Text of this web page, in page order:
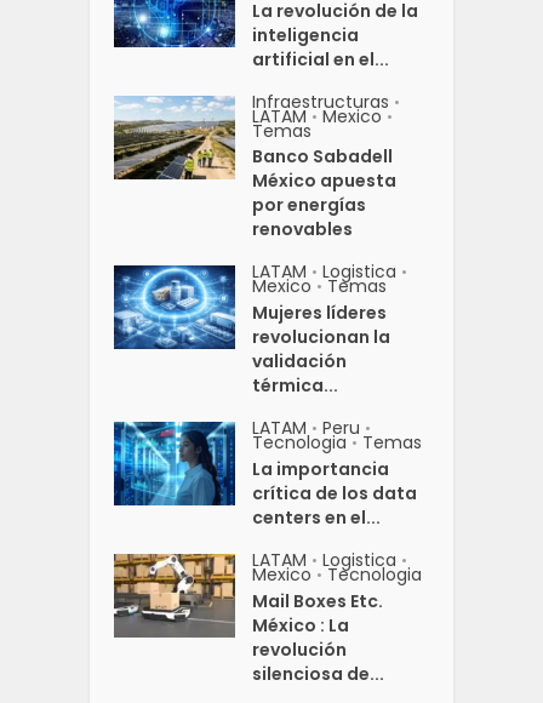
La revolución de la
inteligencia
artificial en el...
Infraestructuras •
LATAM • Mexico •
Temas
Banco Sabadell
México apuesta
por energías
renovables
LATAM • Logistica •
Mexico • Temas
Mujeres líderes
revolucionan la
validación
térmica...
LATAM • Peru •
Tecnologia • Temas
La importancia
crítica de los data
centers en el...
LATAM • Logistica •
Mexico • Tecnologia
Mail Boxes Etc.
México : La
revolución
silenciosa de...